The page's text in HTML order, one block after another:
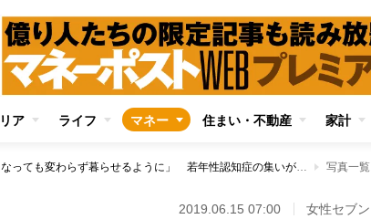
ア ライフ マネー 住まい・不動産 家計
「認知症になっても変わらず暮らせるように」 若年性認知症の集いが目指す場所 写真一覧
2019.06.15 07:00 女性セブン